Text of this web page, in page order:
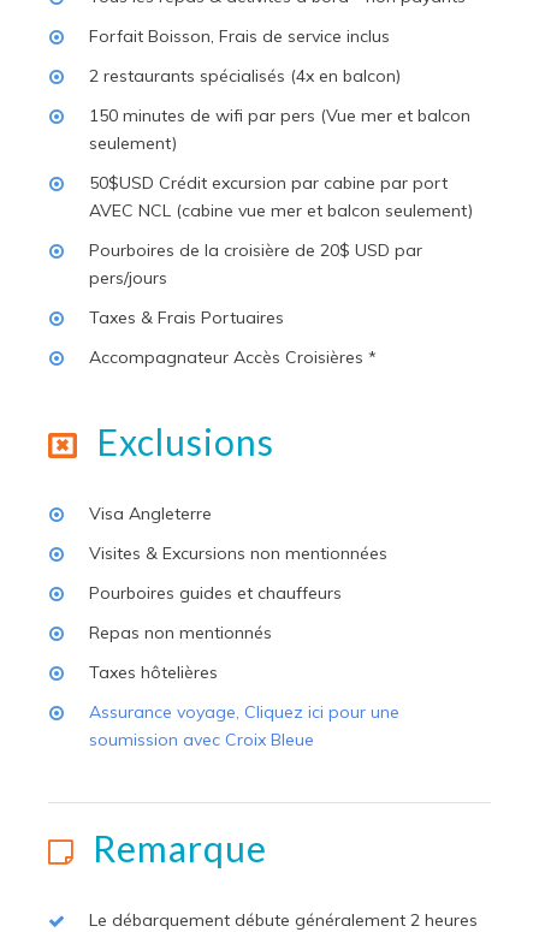
Forfait Boisson, Frais de service inclus
2 restaurants spécialisés (4x en balcon)
150 minutes de wifi par pers (Vue mer et balcon
seulement)
50$USD Crédit excursion par cabine par port
AVEC NCL (cabine vue mer et balcon seulement)
Pourboires de la croisière de 20$ USD par
pers/jours
Taxes & Frais Portuaires
Accompagnateur Accès Croisières *
Exclusions
Visa Angleterre
Visites & Excursions non mentionnées
Pourboires guides et chauffeurs
Repas non mentionnés
Taxes hôtelières
Assurance voyage, Cliquez ici pour une
soumission avec Croix Bleue
Remarque
Le débarquement débute généralement 2 heures